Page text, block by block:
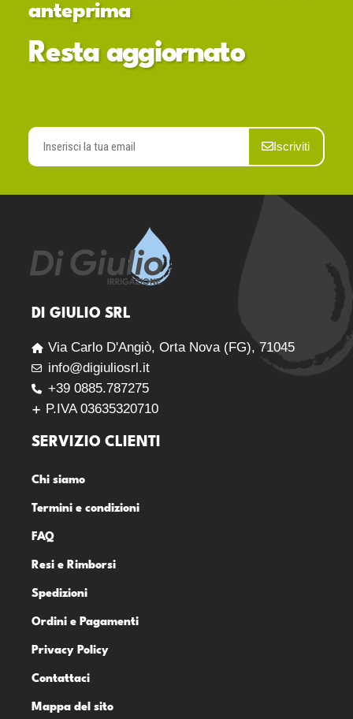
anteprima
Resta aggiornato
Iscriviti
DI GIULIO SRL
Via Carlo D'Angiò, Orta Nova (FG), 71045
info@digiuliosrl.it
+39 0885.787275
P.IVA 03635320710
SERVIZIO CLIENTI
Chi siamo
Termini e condizioni
FAQ
Resi e Rimborsi
Spedizioni
Ordini e Pagamenti
Privacy Policy
Contattaci
Mappa del sito